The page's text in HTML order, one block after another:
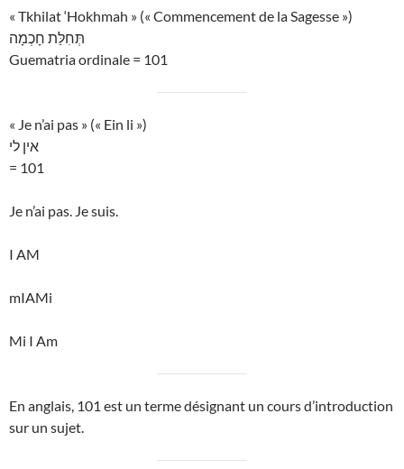
« Tkhilat ‘Hokhmah » (« Commencement de la Sagesse »)
תְּחִלַּת חָכְמָה
Guematria ordinale = 101
« Je n’ai pas » (« Ein li »)
אין לי
= 101
Je n’ai pas. Je suis.
I AM
mIAMi
Mi I Am
En anglais, 101 est un terme désignant un cours d’introduction
sur un sujet.